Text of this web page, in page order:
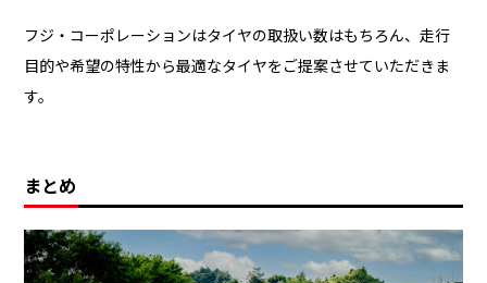
フジ・コーポレーションはタイヤの取扱い数はもちろん、走行
目的や希望の特性から最適なタイヤをご提案させていただきま
す。
まとめ